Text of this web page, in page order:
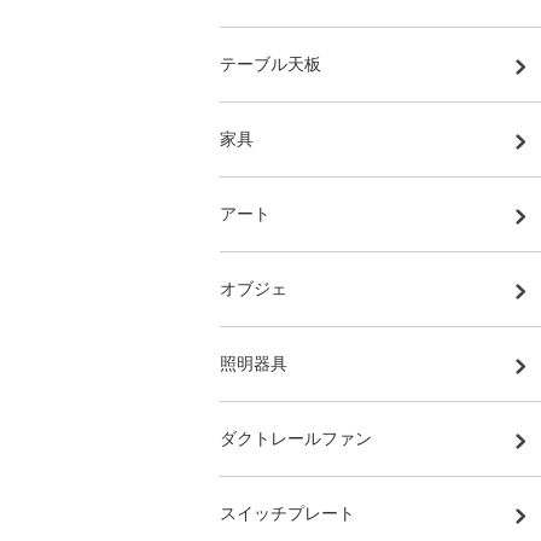
テーブル天板
家具
アート
オブジェ
照明器具
ダクトレールファン
スイッチプレート